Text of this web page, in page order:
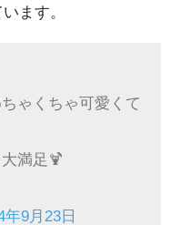
ます。
ゃくちゃ可愛くて
満足🍹
年9月23日